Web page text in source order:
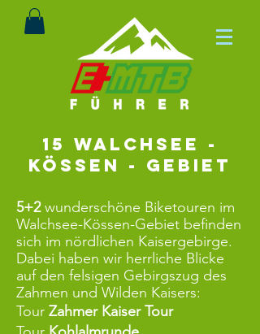
15 Walchsee -
Kössen - Gebiet
5+2wunderschöne Biketouren im
Walchsee-Kössen-Gebiet befinden
sich im nördlichen Kaisergebirge.
Dabei haben wir herrliche Blicke
auf den felsigen Gebirgszug des
Zahmen und Wilden Kaisers:
Tour Zahmer Kaiser Tour